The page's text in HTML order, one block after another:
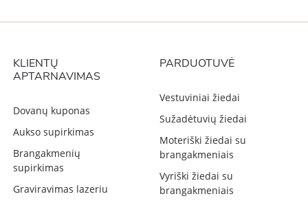
KLIENTŲ
APTARNAVIMAS
Dovanų kuponas
Aukso supirkimas
Brangakmenių
supirkimas
Graviravimas lazeriu
PARDUOTUVĖ
Vestuviniai žiedai
Sužadėtuvių žiedai
Moteriški žiedai su
brangakmeniais
Vyriški žiedai su
brangakmeniais